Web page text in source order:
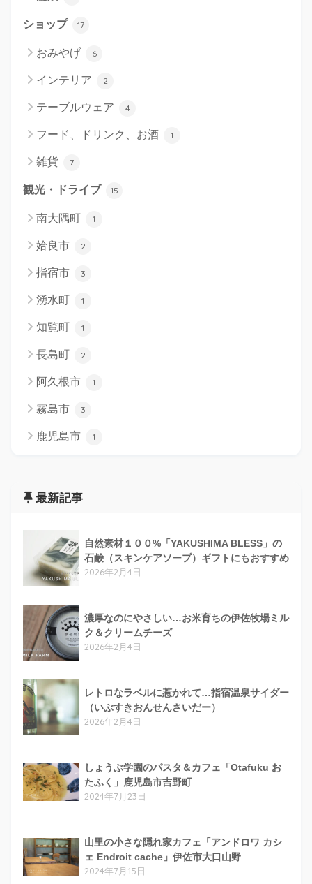
ショップ 17
おみやげ 6
インテリア 2
テーブルウェア 4
フード、ドリンク、お酒 1
雑貨 7
観光・ドライブ 15
南大隅町 1
姶良市 2
指宿市 3
湧水町 1
知覧町 1
長島町 2
阿久根市 1
霧島市 3
鹿児島市 1
最新記事
自然素材１００%「YAKUSHIMA BLESS」の
石鹸（スキンケアソープ）ギフトにもおすすめ
2026年2月4日
濃厚なのにやさしい…お米育ちの伊佐牧場ミル
ク＆クリームチーズ
2026年2月4日
レトロなラベルに惹かれて…指宿温泉サイダー
（いぶすきおんせんさいだー）
2026年2月4日
しょうぶ学園のパスタ＆カフェ「Otafuku お
たふく」鹿児島市吉野町
2024年7月23日
山里の小さな隠れ家カフェ「アンドロワ カシ
ェ Endroit cache」伊佐市大口山野
2024年7月15日